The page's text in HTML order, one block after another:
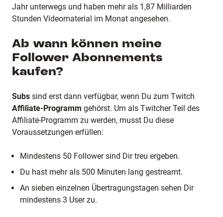
Jahr unterwegs und haben mehr als 1,87 Milliarden
Stunden Videomaterial im Monat angesehen.
Ab wann können meine
Follower Abonnements
kaufen?
Subs sind erst dann verfügbar, wenn Du zum Twitch
Affiliate-Programm gehörst. Um als Twitcher Teil des
Affiliate-Programm zu werden, musst Du diese
Voraussetzungen erfüllen:
Mindestens 50 Follower sind Dir treu ergeben.
Du hast mehr als 500 Minuten lang gestreamt.
An sieben einzelnen Übertragungstagen sehen Dir
mindestens 3 User zu.